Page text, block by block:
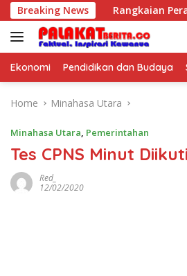
Skip
to
content
Breaking NewsRangkaian Perayaan
Ekonomi Pendidikan dan Budaya
Home Minahasa Utara
Minahasa Utara, Pemerintahan
Tes CPNS Minut
Red_
12/02/2020